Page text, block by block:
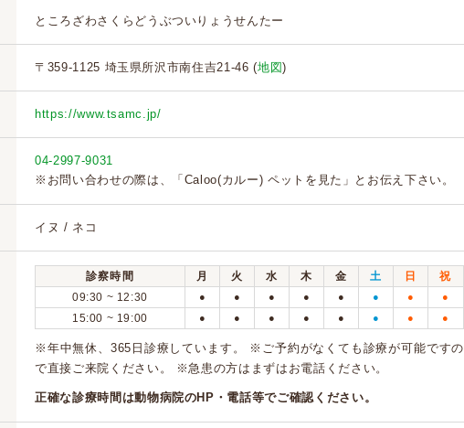
ところざわさくらどうぶついりょうせんたー
〒359-1125 埼玉県所沢市南住吉21-46 (地図)
https://www.tsamc.jp/
04-2997-9031
※お問い合わせの際は、「Caloo(カルー) ペットを見た」とお伝え下さい。
イヌ / ネコ
診察時間 月 火 水 木 金 土 日
祝
09:30 ~ 12:30
● ● ● ● ● ● ● ●
15:00 ~ 19:00 ● ● ● ● ● ● ● ●
※年中無休、365日診療しています。 ※ご予約がなくても診療が可能ですの
で直接ご来院ください。 ※急患の方はまずはお電話ください。
正確な診療時間は動物病院のHP・電話等でご確認ください。